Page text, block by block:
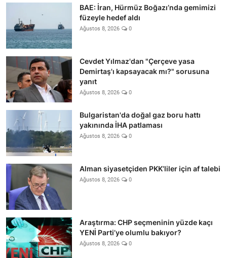
BAE: İran, Hürmüz Boğazı’nda gemimizi
füzeyle hedef aldı
Ağustos 8, 2026 0
Cevdet Yılmaz'dan "Çerçeve yasa
Demirtaş'ı kapsayacak mı?" sorusuna
yanıt
Ağustos 8, 2026 0
Bulgaristan'da doğal gaz boru hattı
yakınında İHA patlaması
Ağustos 8, 2026 0
Alman siyasetçiden PKK’liler için af talebi
Ağustos 8, 2026 0
Araştırma: CHP seçmeninin yüzde kaçı
YENİ Parti’ye olumlu bakıyor?
Ağustos 8, 2026 0